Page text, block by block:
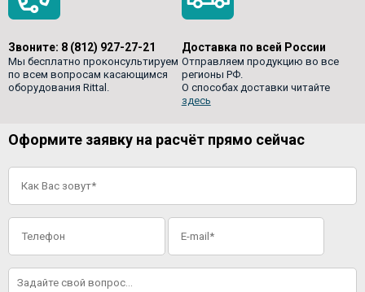
Звоните: 8 (812) 927-27-21
Мы бесплатно проконсультируем
по всем вопросам касающимся
оборудования Rittal.
Доставка по всей России
Отправляем продукцию во все
регионы РФ.
О способах доставки читайте
здесь
Оформите заявку на расчёт прямо сейчас